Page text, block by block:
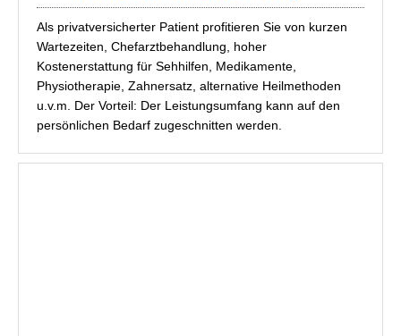
Als privatversicherter Patient profitieren Sie von kurzen
Wartezeiten, Chefarztbehandlung, hoher
Kostenerstattung für Sehhilfen, Medikamente,
Physiotherapie, Zahnersatz, alternative Heilmethoden
u.v.m. Der Vorteil: Der Leistungsumfang kann auf den
persönlichen Bedarf zugeschnitten werden.